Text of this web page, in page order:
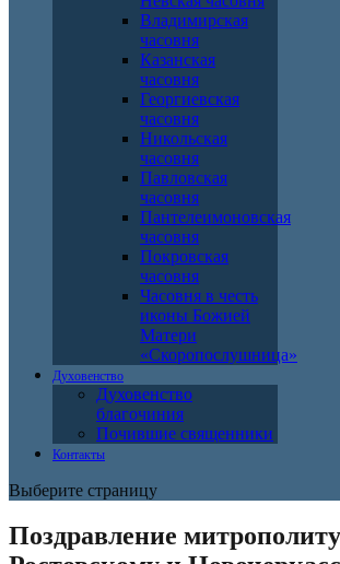
Владимирская
часовня
Казанская
часовня
Георгиевская
часовня
Никольская
часовня
Павловская
часовня
Пантелеимоновская
часовня
Покровская
часовня
Часовня в честь
иконы Божией
Матери
«Скоропослушница»
Духовенство
Духовенство
благочиния
Почившие священники
Контакты
Выберите страницу
Поздравление митрополиту